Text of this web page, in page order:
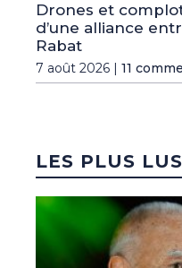
Drones et
d’une alliance
Rabat
7 août 2026 | 11
LES PLUS